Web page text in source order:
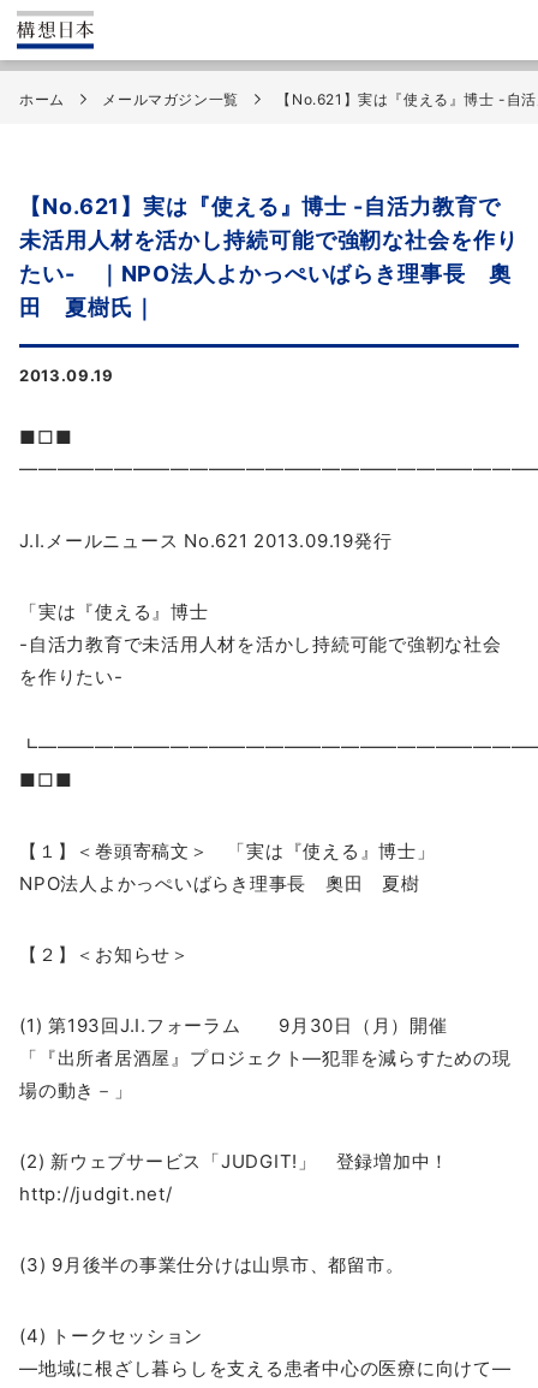
ホーム メールマガジン一覧 【No.621】実は『使える』博士 -
【No.621】実は『使える』博士 -自活力教育で
未活用人材を活かし持続可能で強靭な社会を作り
たい- ｜NPO法人よかっぺいばらき理事長 奧
田 夏樹氏｜
2013.09.19
■□■
J.I.メールニュース No.621 2013.09.19発行
「実は『使える』博士
-自活力教育で未活用人材を活かし持続可能で強靭な社会
を作りたい-
■□■
【１】＜巻頭寄稿文＞ 「実は『使える』博士」
NPO法人よかっぺいばらき理事長 奧田 夏樹
【２】＜お知らせ＞
(1) 第193回J.I.フォーラム 9月30日（月）開催
「『出所者居酒屋』プロジェクト―犯罪を減らすための現
場の動き－」
(2) 新ウェブサービス「JUDGIT!」 登録増加中！
http://judgit.net/
(3) 9月後半の事業仕分けは山県市、都留市。
(4) トークセッション
―地域に根ざし暮らしを支える患者中心の医療に向けて―